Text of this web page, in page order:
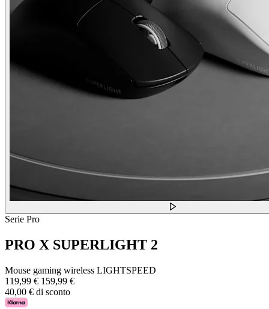
Serie Pro
PRO X SUPERLIGHT 2
Mouse gaming wireless LIGHTSPEED
119,99 € 159,99 €
40,00 € di sconto